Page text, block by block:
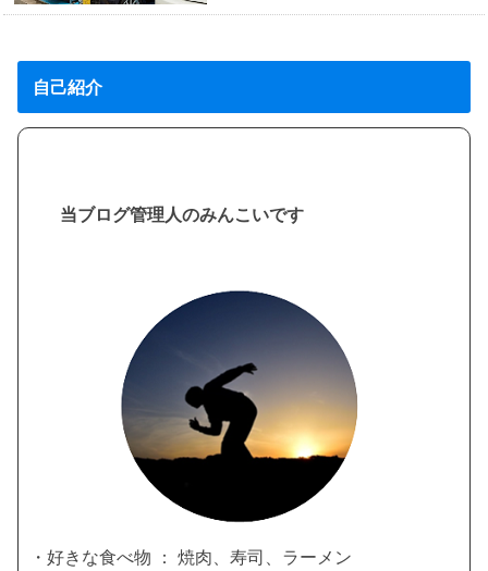
自己紹介
当ブログ管理人のみんこいです
・好きな食べ物 ： 焼肉、寿司、ラーメン